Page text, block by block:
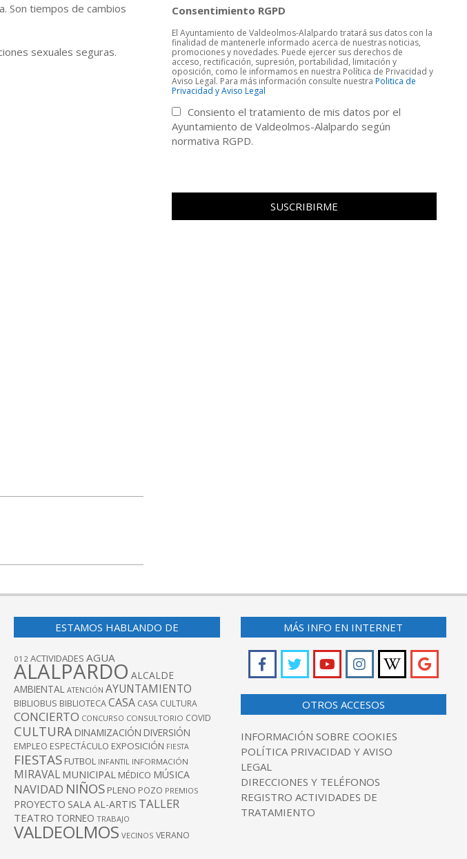
Son tiempos de cambios
sexuales seguras.
Consentimiento RGPD
El Ayuntamiento de Valdeolmos-Alalpardo tratará sus datos con la
finalidad de mantenerle informado acerca de nuestras noticias,
promociones y novedades. Puede ejercer sus derechos de
acceso, rectificación, supresión, portabilidad, limitación y
oposición, como le informamos en nuestra Política de Privacidad y
Aviso Legal. Para más información consulte nuestraPolitica de
Privacidad y Aviso Legal
Consiento el tratamiento de mis datos por el
Ayuntamiento de Valdeolmos-Alalpardo según
normativa RGPD.
ESTAMOS HABLANDO DE
012 ACTIVIDADES AGUA
ALALPARDO ALCALDE
AMBIENTAL ATENCIÓN AYUNTAMIENTO
BIBLIOBUS BIBLIOTECACASA CASA CULTURA
CONCIERTO CONCURSO CONSULTORIO COVID
CULTURA DINAMIZACIÓN DIVERSIÓN
EMPLEO ESPECTÁCULO EXPOSICIÓN FIESTA
FIESTAS FUTBOL INFANTIL INFORMACIÓN
MIRAVAL MUNICIPAL MÉDICO MÚSICA
NAVIDAD NIÑOS PLENO POZO PREMIOS
PROYECTO SALA AL-ARTIS TALLER
TEATRO TORNEO TRABAJO
VALDEOLMOS VECINOS VERANO
MÁS INFO EN INTERNET
OTROS ACCESOS
INFORMACIÓN SOBRE COOKIES
POLÍTICA PRIVACIDAD Y AVISO
LEGAL
DIRECCIONES Y TELÉFONOS
REGISTRO ACTIVIDADES DE
TRATAMIENTO